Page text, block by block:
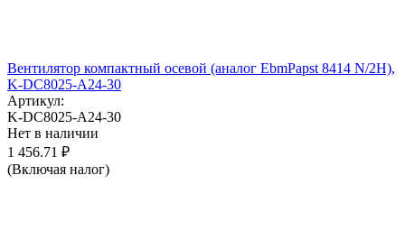
Вентилятор компактный осевой (аналог EbmPapst 8414 N/2H),
K-DC8025-A24-30
Артикул:
K-DC8025-A24-30
Нет в наличии
1 456.71 ₽
(Включая налог)